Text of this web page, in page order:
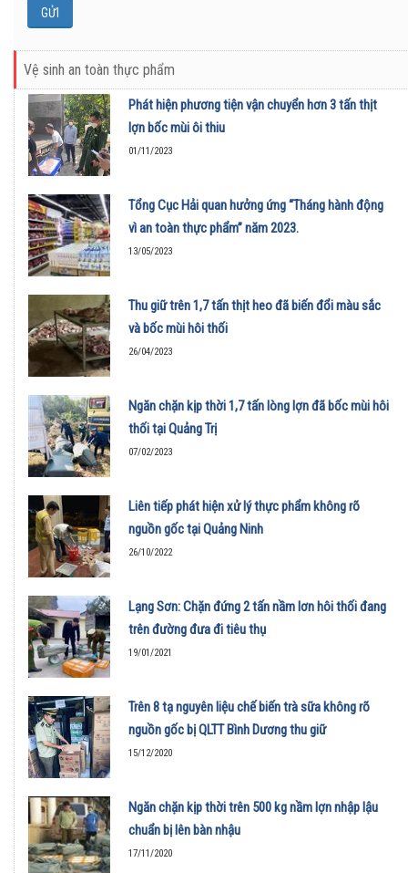
Vệ sinh an toàn thực phẩm
Phát hiện phương tiện vận chuyển hơn 3 tấn thịt
lợn bốc mùi ôi thiu
01/11/2023
Tổng Cục Hải quan hưởng ứng “Tháng hành động
vì an toàn thực phẩm” năm 2023.
13/05/2023
Thu giữ trên 1,7 tấn thịt heo đã biến đổi màu sắc
và bốc mùi hôi thối
26/04/2023
Ngăn chặn kịp thời 1,7 tấn lòng lợn đã bốc mùi hôi
thối tại Quảng Trị
07/02/2023
Liên tiếp phát hiện xử lý thực phẩm không rõ
nguồn gốc tại Quảng Ninh
26/10/2022
Lạng Sơn: Chặn đứng 2 tấn nầm lơn hôi thối đang
trên đường đưa đi tiêu thụ
19/01/2021
Trên 8 tạ nguyên liệu chế biến trà sữa không rõ
nguồn gốc bị QLTT Bình Dương thu giữ
15/12/2020
Ngăn chặn kịp thời trên 500 kg nầm lợn nhập lậu
chuẩn bị lên bàn nhậu
17/11/2020